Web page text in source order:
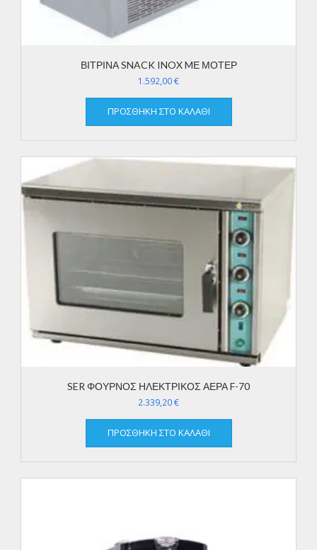
ΒΙΤΡΙΝΑ SNACK INOX MΕ ΜΟΤΕΡ
1.592,00€
ΠΡΟΣΘΉΚΗ ΣΤΟ ΚΑΛΆΘΙ
SER ΦΟΥΡΝΟΣ ΗΛΕΚΤΡΙΚΟΣ ΑΕΡΑ F-70
2.339,20€
ΠΡΟΣΘΉΚΗ ΣΤΟ ΚΑΛΆΘΙ